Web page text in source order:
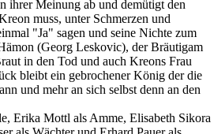
ihrer Meinung ab und demütigt den
muss, unter Schmerzen und
"Ja" sagen und seine Nichte zum
(Georg Leskovic), der Bräutigam
in den Tod und auch Kreons Frau
bleibt ein gebrochener König der die
und mehr an sich selbst denn an den
Erika Mottl als Amme, Elisabeth Sikora